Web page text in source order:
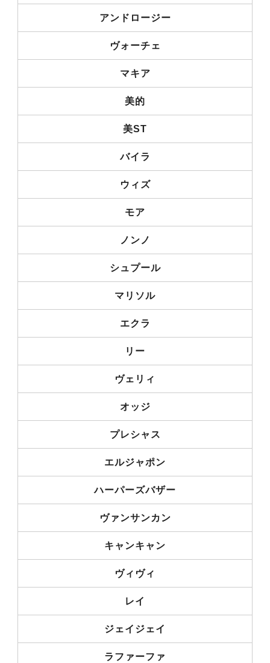
アンドロージー
ヴォーチェ
マキア
美的
美ST
バイラ
ウィズ
モア
ノンノ
シュプール
マリソル
エクラ
リー
ヴェリィ
オッジ
プレシャス
エルジャポン
ハーパーズバザー
ヴァンサンカン
キャンキャン
ヴィヴィ
レイ
ジェイジェイ
ラファーファ